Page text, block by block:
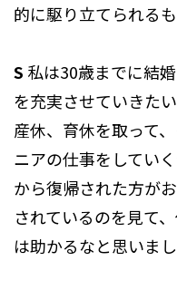
的に駆り立てられるも
S 私は30歳までに結
を充実させていきた
産休、育休を取って
ニアの仕事をしてい
から復帰された方が
されているのを見て
は助かるなと思いまし